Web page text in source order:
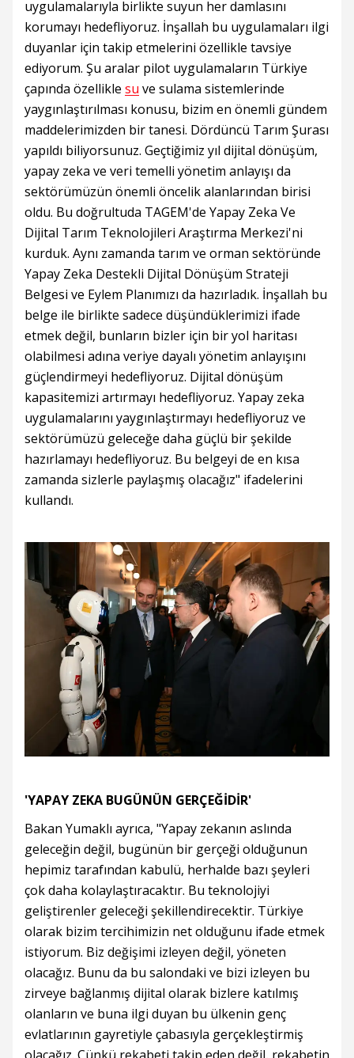
uygulamalarıyla birlikte suyun her damlasını
korumayı hedefliyoruz. İnşallah bu uygulamaları ilgi
duyanlar için takip etmelerini özellikle tavsiye
ediyorum. Şu aralar pilot uygulamaların Türkiye
çapında özellikle su ve sulama sistemlerinde
yaygınlaştırılması konusu, bizim en önemli gündem
maddelerimizden bir tanesi. Dördüncü Tarım Şurası
yapıldı biliyorsunuz. Geçtiğimiz yıl dijital dönüşüm,
yapay zeka ve veri temelli yönetim anlayışı da
sektörümüzün önemli öncelik alanlarından birisi
oldu. Bu doğrultuda TAGEM'de Yapay Zeka Ve
Dijital Tarım Teknolojileri Araştırma Merkezi'ni
kurduk. Aynı zamanda tarım ve orman sektöründe
Yapay Zeka Destekli Dijital Dönüşüm Strateji
Belgesi ve Eylem Planımızı da hazırladık. İnşallah bu
belge ile birlikte sadece düşündüklerimizi ifade
etmek değil, bunların bizler için bir yol haritası
olabilmesi adına veriye dayalı yönetim anlayışını
güçlendirmeyi hedefliyoruz. Dijital dönüşüm
kapasitemizi artırmayı hedefliyoruz. Yapay zeka
uygulamalarını yaygınlaştırmayı hedefliyoruz ve
sektörümüzü geleceğe daha güçlü bir şekilde
hazırlamayı hedefliyoruz. Bu belgeyi de en kısa
zamanda sizlerle paylaşmış olacağız" ifadelerini
kullandı.
'YAPAY ZEKA BUGÜNÜN GERÇEĞİDİR'
Bakan Yumaklı ayrıca, "Yapay zekanın aslında
geleceğin değil, bugünün bir gerçeği olduğunun
hepimiz tarafından kabulü, herhalde bazı şeyleri
çok daha kolaylaştıracaktır. Bu teknolojiyi
geliştirenler geleceği şekillendirecektir. Türkiye
olarak bizim tercihimizin net olduğunu ifade etmek
istiyorum. Biz değişimi izleyen değil, yöneten
olacağız. Bunu da bu salondaki ve bizi izleyen bu
zirveye bağlanmış dijital olarak bizlere katılmış
olanların ve buna ilgi duyan bu ülkenin genç
evlatlarının gayretiyle çabasıyla gerçekleştirmiş
olacağız. Çünkü rekabeti takip eden değil, rekabetin